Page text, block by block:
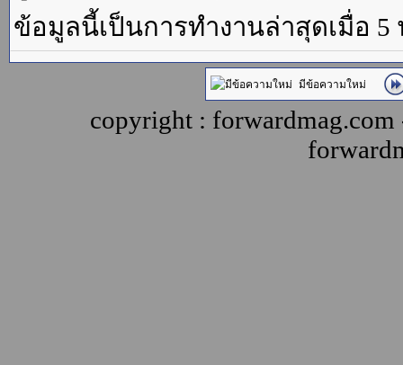
ข้อมูลนี้เป็นการทำงานล่าสุดเมื่อ 5
มีข้อความใหม่
copyright :